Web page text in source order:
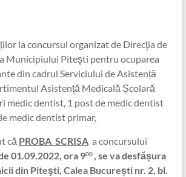
la concursul organizat de Direcţia de
Municipiului Piteşti pentru ocuparea
din cadrul Serviciului de Asistență
Asistență Medicală Școlară
medic dentist, 1 post de medic dentist
medic dentist primar,
că PROBA SCRISA a concursului
01.09.2022, ora 900, se va desfășura
din Piteşti, Calea București nr. 2, bl.